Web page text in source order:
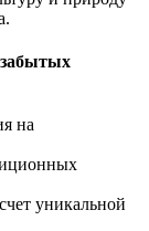
забытых
на
уникальной